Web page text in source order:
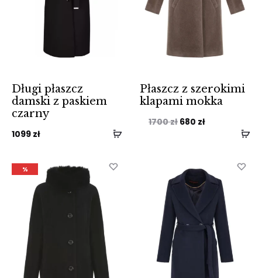
Długi płaszcz
damski z paskiem
czarny
1099 zł
Płaszcz z szerokimi
klapami mokka
1700zł Pierwotna
1700 zł.
680 złAktualna
680 zł.
%